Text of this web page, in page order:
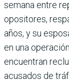
semana entre
opositores,
años, y su
en una
encuentran
acusados de